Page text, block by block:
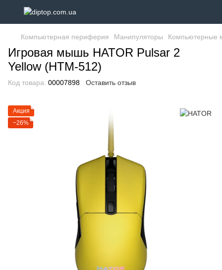
Компьютерная периферия Манипуляторы Компьютерные
Игровая мышь HATOR Pulsar 2
Yellow (HTM-512)
Код товара: 00007898 Оставить отзыв
Акция
−26%